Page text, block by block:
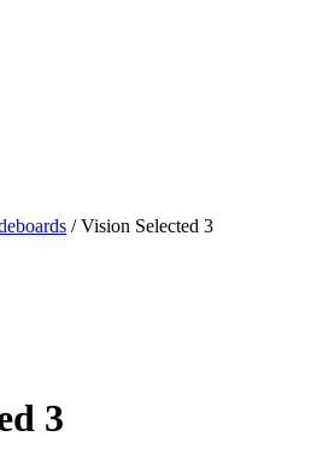
/Vision Selected 3
3